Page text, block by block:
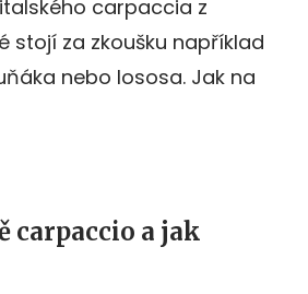
carpaccia z
stojí za zkoušku například
nebo lososa. Jak na
carpaccio a jak